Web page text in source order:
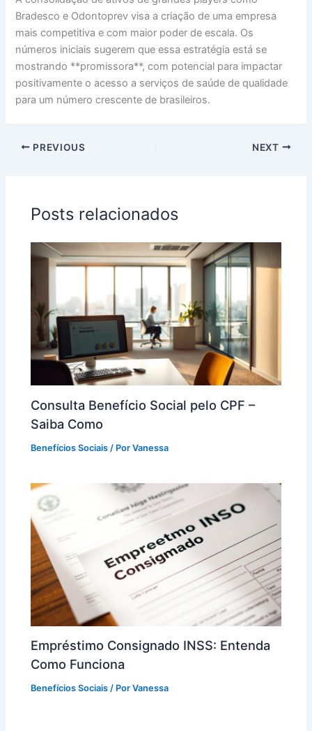
Bradesco e Odontoprev visa a criação de uma empresa
mais competitiva e com maior poder de escala. Os
números iniciais sugerem que essa estratégia está se
mostrando **promissora**, com potencial para impactar
positivamente o acesso a serviços de saúde de qualidade
para um número crescente de brasileiros.
PREVIOUS NEXT
Posts relacionados
Consulta Benefício Social pelo CPF –
Saiba Como
Benefícios Sociais / PorVanessa
Empréstimo Consignado INSS: Entenda
Como Funciona
Benefícios Sociais / PorVanessa